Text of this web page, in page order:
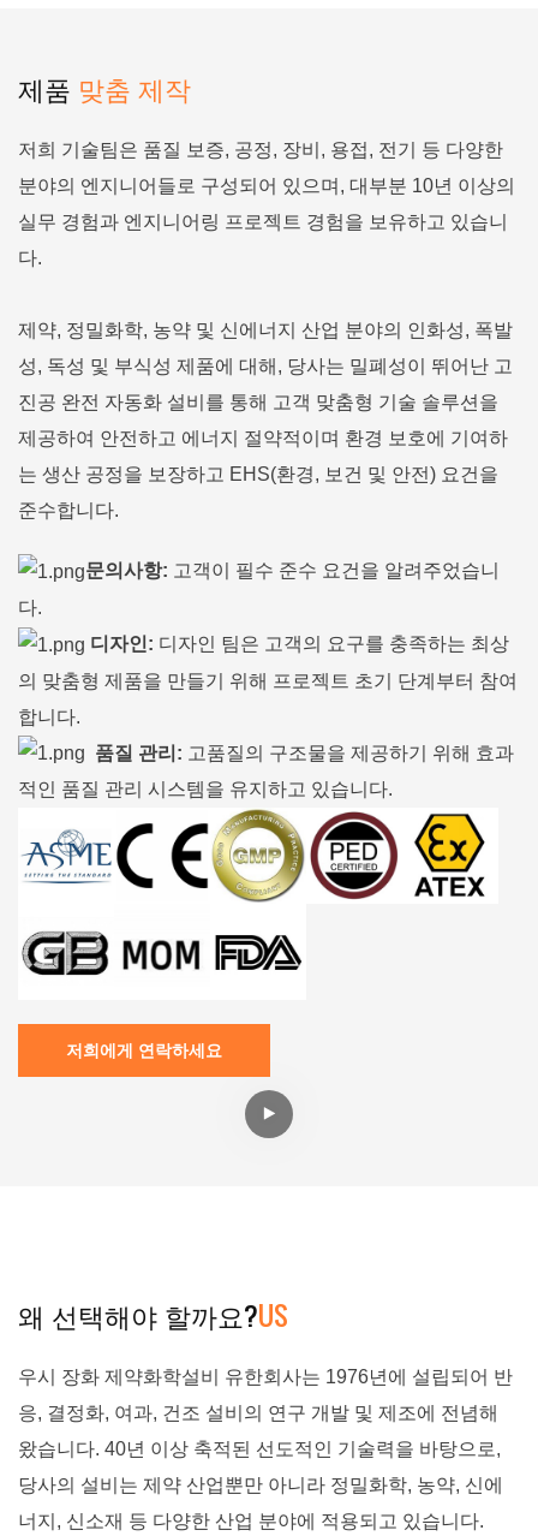
제품 맞춤 제작
저희 기술팀은 품질 보증, 공정, 장비, 용접, 전기 등 다양한
분야의 엔지니어들로 구성되어 있으며, 대부분 10년 이상의
실무 경험과 엔지니어링 프로젝트 경험을 보유하고 있습니
다.
제약, 정밀화학, 농약 및 신에너지 산업 분야의 인화성, 폭발
성, 독성 및 부식성 제품에 대해, 당사는 밀폐성이 뛰어난 고
진공 완전 자동화 설비를 통해 고객 맞춤형 기술 솔루션을
제공하여 안전하고 에너지 절약적이며 환경 보호에 기여하
는 생산 공정을 보장하고 EHS(환경, 보건 및 안전) 요건을
준수합니다.
문의사항: 고객이 필수 준수 요건을 알려주었습니
다.
디자인: 디자인 팀은 고객의 요구를 충족하는 최상
의 맞춤형 제품을 만들기 위해 프로젝트 초기 단계부터 참여
합니다.
품질 관리: 고품질의 구조물을 제공하기 위해 효과
적인 품질 관리 시스템을 유지하고 있습니다.
저희에게 연락하세요
왜 선택해야 할까요?US
우시 장화 제약화학설비 유한회사는 1976년에 설립되어 반
응, 결정화, 여과, 건조 설비의 연구 개발 및 제조에 전념해
왔습니다. 40년 이상 축적된 선도적인 기술력을 바탕으로,
당사의 설비는 제약 산업뿐만 아니라 정밀화학, 농약, 신에
너지, 신소재 등 다양한 산업 분야에 적용되고 있습니다.